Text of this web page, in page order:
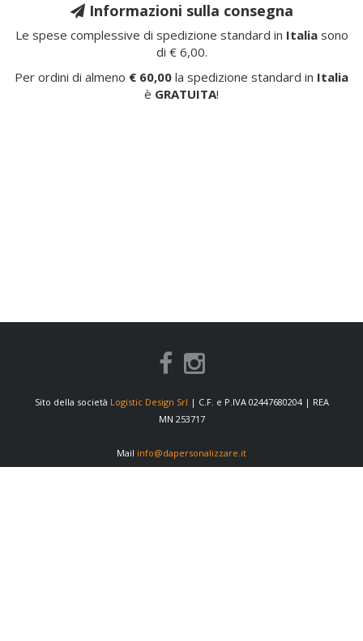
Informazioni sulla consegna
Le spese complessive di spedizione standard in Italiasono
di € 6,00.
Per ordini di almeno € 60,00 la spedizione standard in Italia
è GRATUITA!
Sito della società Logistic Design Srl | C.F. e P.IVA 02447680204 | REA
MN 253717
Mail info@dapersonalizzare.it